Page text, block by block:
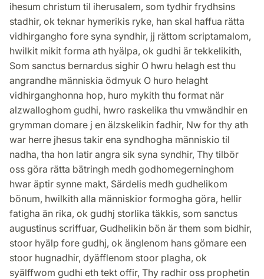
ihesum christum til iherusalem, som tydhir frydhsins
stadhir, ok teknar hymerikis ryke, han skal haffua rätta
vidhirgangho fore syna syndhir, jj rättom scriptamalom,
hwilkit mikit forma ath hyälpa, ok gudhi är tekkelikith,
Som sanctus bernardus sighir O hwru helagh est thu
angrandhe människia ödmyuk O huro helaght
vidhirganghonna hop, huro mykith thu format när
alzwalloghom gudhi, hwro raskelika thu vmwändhir en
grymman domare j en älzskelikin fadhir, Nw for thy ath
war herre jhesus takir ena syndhogha människio til
nadha, tha hon latir angra sik syna syndhir, Thy tilbör
oss göra rätta bätringh medh godhomegerninghom
hwar äptir synne makt, Särdelis medh gudhelikom
bönum, hwilkith alla människior formogha göra, hellir
fatigha än rika, ok gudhj storlika täkkis, som sanctus
augustinus scriffuar, Gudhelikin bön är them som bidhir,
stoor hyälp fore gudhj, ok änglenom hans gömare een
stoor hugnadhir, dyäfflenom stoor plagha, ok
syälffwom gudhi eth tekt offir, Thy radhir oss prophetin